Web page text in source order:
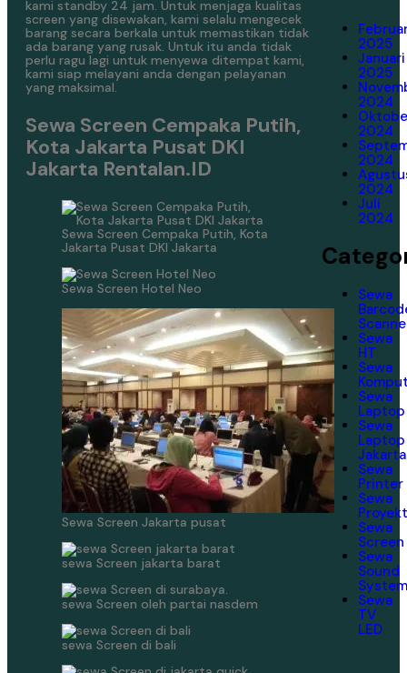
kami standby 24 jam. Untuk menjaga kualitas
screen yang disewakan, kami selalu mengecek
barang secara berkala untuk memastikan tidak
ada barang yang rusak. Untuk itu anda tidak
perlu ragu lagi untuk menyewa ditempat kami,
kami siap melayani anda dengan pelayanan
yang maksimal.
Sewa Screen Cempaka Putih,
Kota Jakarta Pusat DKI
Jakarta Rentalan.ID
Sewa Screen Cempaka Putih, Kota
Jakarta Pusat DKI Jakarta
Sewa Screen Hotel Neo
Sewa Screen Jakarta pusat
sewa Screen jakarta barat
sewa Screen oleh partai nasdem
sewa Screen di bali
2025
Januari
2025
2024
2024
2024
2024
Juli
2024
Sewa
Sewa
HT
Sewa
Sewa
Laptop
Sewa
Laptop
Jakarta
Sewa
Printer
Sewa
Sewa
Screen
Sewa
Sound
System
Sewa
TV
LED